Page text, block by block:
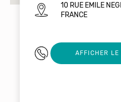
10 RUE EMILE
FRANCE
0493301734
AFFICHER LE